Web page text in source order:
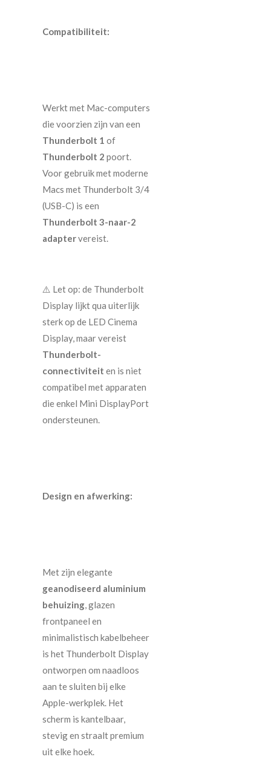
Compatibiliteit:
Werkt met Mac-computers
die voorzien zijn van een
Thunderbolt 1 of
Thunderbolt 2 poort.
Voor gebruik met moderne
Macs met Thunderbolt 3/4
(USB-C) is een
Thunderbolt 3-naar-2
adaptervereist.
⚠️ Let op: de Thunderbolt
Display lijkt qua uiterlijk
sterk op de LED Cinema
Display, maar vereist
Thunderbolt-
connectiviteit en is niet
compatibel met apparaten
die enkel Mini DisplayPort
ondersteunen.
Design en afwerking:
Met zijn elegante
geanodiseerd aluminium
behuizing, glazen
frontpaneel en
minimalistisch kabelbeheer
is het Thunderbolt Display
ontworpen om naadloos
aan te sluiten bij elke
Apple-werkplek. Het
scherm is kantelbaar,
stevig en straalt premium
uit elke hoek.